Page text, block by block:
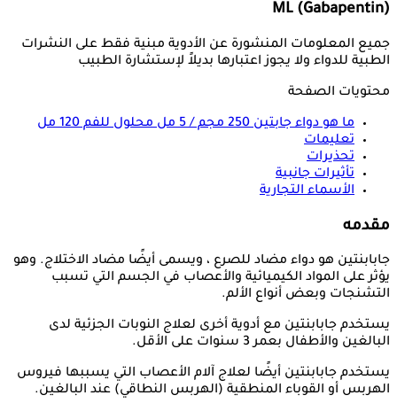
ML (Gabapentin)
جميع المعلومات المنشورة عن الأدوية مبنية فقط على النشرات
الطبية للدواء ولا يجوز اعتبارها بديلاً لإستشارة الطبيب
محتويات الصفحة
ما هو دواءجابتين 250 مجم / 5 مل محلول للفم 120 مل
تعليمات
تحذيرات
تأثيرات جانبية
الأسماء التجارية
مقدمه
جابابنتين هو دواء مضاد للصرع ، ويسمى أيضًا مضاد الاختلاج. وهو
يؤثر على المواد الكيميائية والأعصاب في الجسم التي تسبب
التشنجات وبعض أنواع الألم.
يستخدم جابابنتين مع أدوية أخرى لعلاج النوبات الجزئية لدى
البالغين والأطفال بعمر 3 سنوات على الأقل.
يستخدم جابابنتين أيضًا لعلاج آلام الأعصاب التي يسببها فيروس
الهربس أو القوباء المنطقية (الهربس النطاقي) عند البالغين.